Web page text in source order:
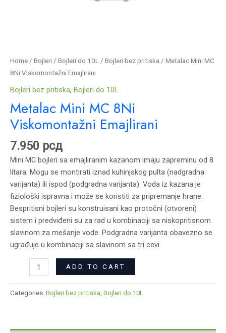
Home / Bojleri / Bojleri do 10L / Bojleri bez pritiska / Metalac Mini MC
8Ni Viskomontažni Emajlirani
Bojleri bez pritiska, Bojleri do 10L
Metalac Mini MC 8Ni
Viskomontažni Emajlirani
7.950 рсд
Mini MC bojleri sa emajliranim kazanom imaju zapreminu od 8
litara. Mogu se montirati iznad kuhinjskog pulta (nadgradna
varijanta) ili ispod (podgradna varijanta). Voda iz kazana je
fiziološki ispravna i može se koristiti za pripremanje hrane.
Bespritisni bojleri su konstruisani kao protočni (otvoreni)
sistem i predviđeni su za rad u kombinaciji sa niskopritisnom
slavinom za mešanje vode. Podgradna varijanta obavezno se
ugrađuje u kombinaciji sa slavinom sa tri cevi.
ADD TO CART
Categories: Bojleri bez pritiska, Bojleri do 10L